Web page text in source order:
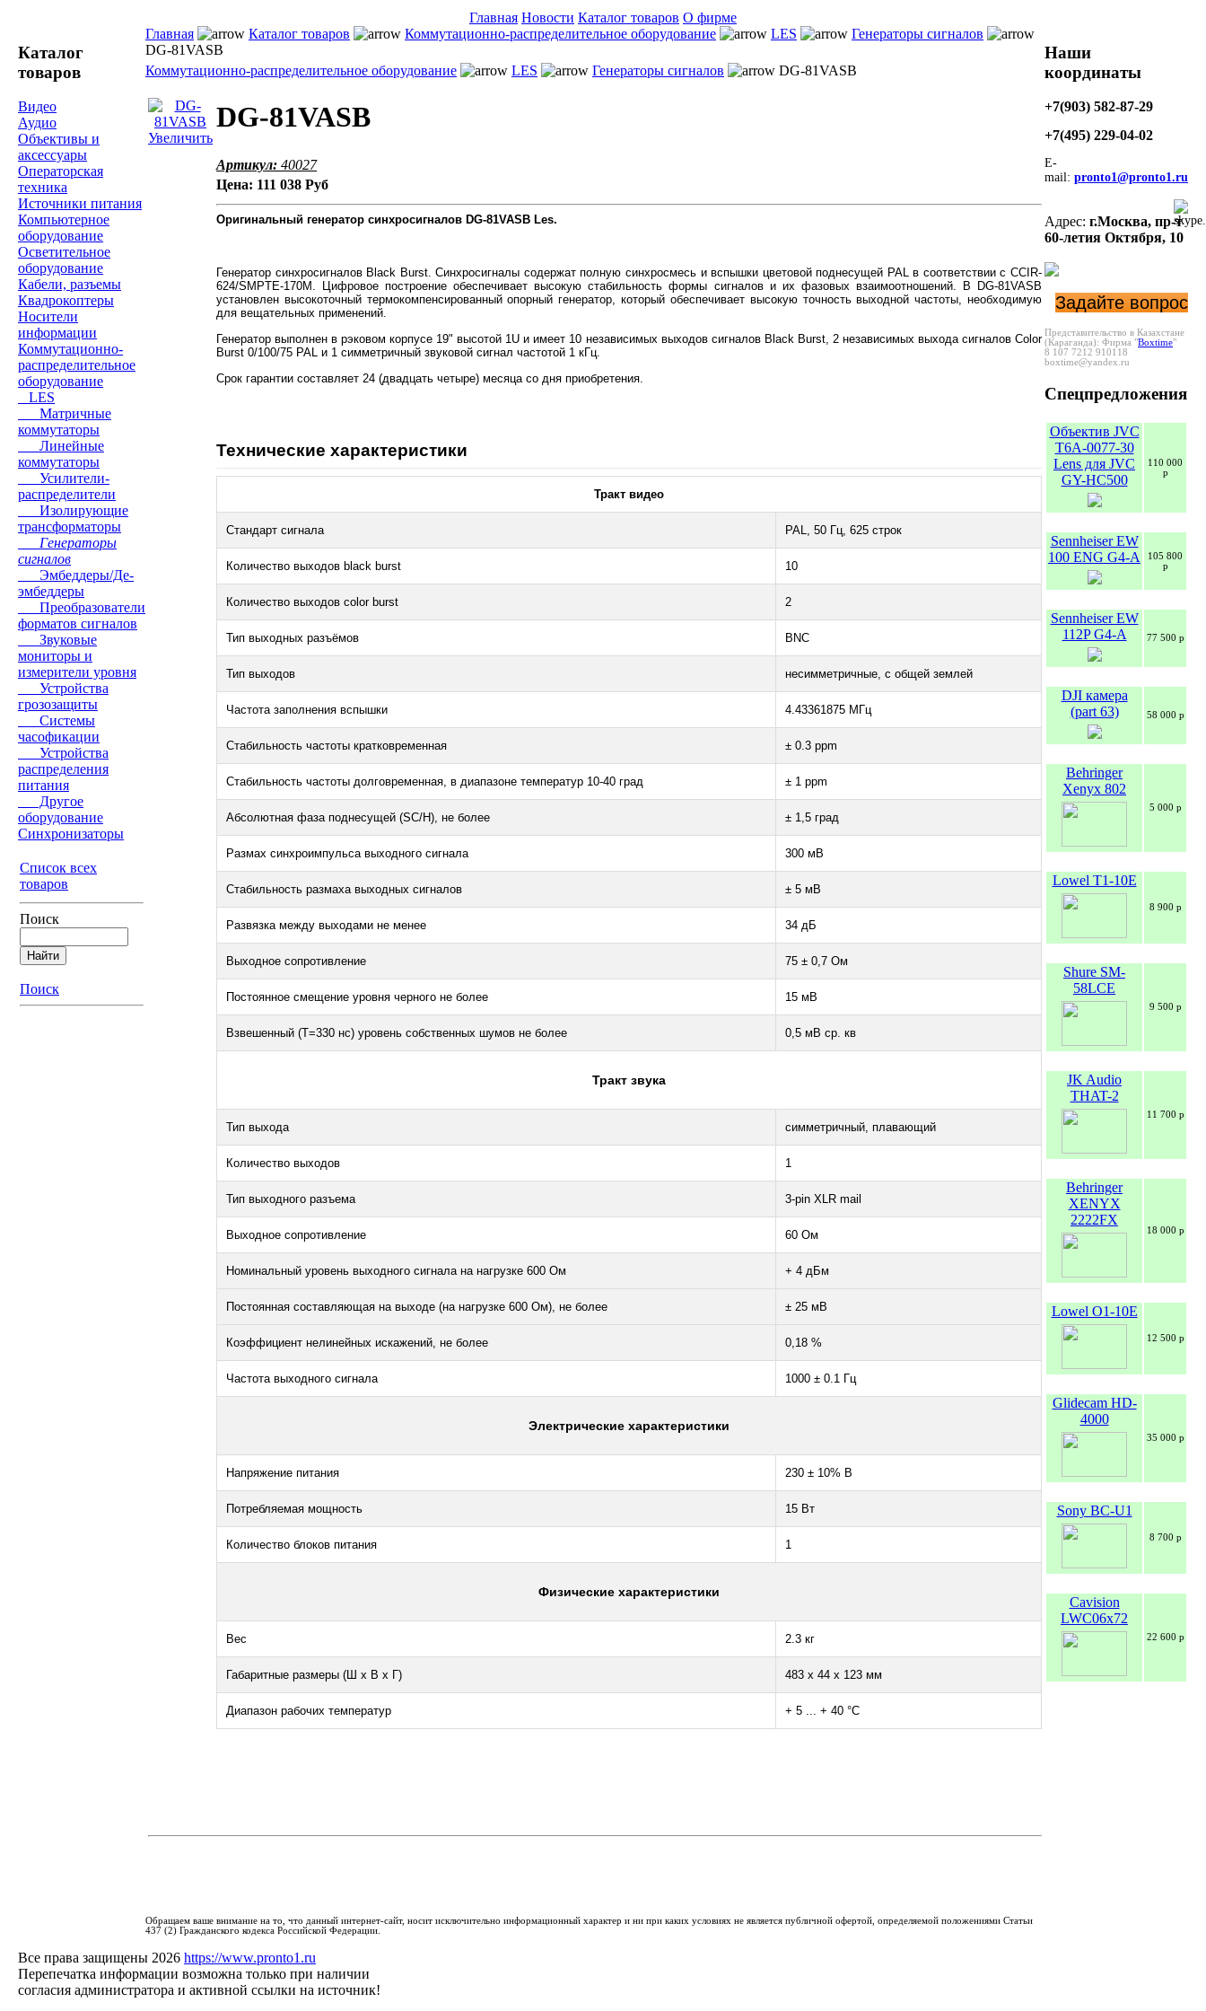
Главная Новости Каталог товаров О фирме
Каталог
товаров
Видео
Аудио
Объективы и
аксессуары
Операторская
техника
Источники питания
Компьютерное
оборудование
Осветительное
оборудование
Кабели, разъемы
Квадрокоптеры
Носители
информации
Коммутационно-
распределительное
оборудование
LES
Матричные
коммутаторы
Линейные
коммутаторы
Усилители-
распределители
Изолирующие
трансформаторы
Генераторы
сигналов
Эмбеддеры/Де-
эмбеддеры
Преобразователи
форматов сигналов
Звуковые
мониторы и
измерители уровня
Устройства
грозозащиты
Системы
часофикации
Устройства
распределения
питания
Другое
оборудование
Синхронизаторы
Список всех
товаров
Поиск
Поиск
Главная Каталог товаров Коммутационно-распределительное оборудование LES
Генераторы сигналов
DG-81VASB
Коммутационно-распределительное оборудование
LES Генераторы сигналов DG-81VASB
Увеличить
DG-81VASB
Артикул: 40027
Цена: 111 038 Руб
Оригинальный генератор синхросигналов DG-81VASB Les.
Генератор синхросигналов Black Burst. Синхросигналы содержат полную синхросмесь и вспышки цветовой поднесущей PAL в соответствии с CCIR-
624/SMPTE-170M. Цифровое построение обеспечивает высокую стабильность формы сигналов и их фазовых взаимоотношений. В DG-81VASB
установлен высокоточный термокомпенсированный опорный генератор, который обеспечивает высокую точность выходной частоты, необходимую
для вещательных применений.
Генератор выполнен в рэковом корпусе 19" высотой 1U и имеет 10 независимых выходов сигналов Black Burst, 2 независимых выхода сигналов Color
Burst 0/100/75 PAL и 1 симметричный звуковой сигнал частотой 1 кГц.
Срок гарантии составляет 24 (двадцать четыре) месяца со дня приобретения.
Технические характеристики
Тракт видео
Стандарт сигнала PAL, 50 Гц, 625 строк
Количество выходов black burst 10
Количество выходов color burst 2
Тип выходных разъёмов BNC
Тип выходов несимметричные, с общей землей
Частота заполнения вспышки 4.43361875 МГц
Стабильность частоты кратковременная ± 0.3 ppm
Стабильность частоты долговременная, в диапазоне температур 10-40 град ± 1 ppm
Абсолютная фаза поднесущей (SC/H), не более ± 1,5 град
Размах синхроимпульса выходного сигнала 300 мВ
Стабильность размаха выходных сигналов ± 5 мВ
Развязка между выходами не менее 34 дБ
Выходное сопротивление 75 ± 0,7 Ом
Постоянное смещение уровня черного не более 15 мВ
Взвешенный (Т=330 нс) уровень собственных шумов не более 0,5 мВ ср. кв
Тракт звука
Тип выхода симметричный, плавающий
Количество выходов 1
Тип выходного разъема 3-pin XLR mail
Выходное сопротивление 60 Ом
Номинальный уровень выходного сигнала на нагрузке 600 Ом + 4 дБм
Постоянная составляющая на выходе (на нагрузке 600 Ом), не более ± 25 мВ
Коэффициент нелинейных искажений, не более 0,18 %
Частота выходного сигнала 1000 ± 0.1 Гц
Электрические характеристики
Напряжение питания 230 ± 10% В
Потребляемая мощность 15 Вт
Количество блоков питания 1
Физические характеристики
Вес 2.3 кг
Габаритные размеры (Ш х В х Г) 483 х 44 х 123 мм
Диапазон рабочих температур + 5 ... + 40 °С
Обращаем ваше внимание на то, что данный интернет-сайт, носит исключительно информационный характер и ни при каких условиях не является публичной офертой, определяемой положениями Статьи
437 (2) Гражданского кодекса Российской Федерации.
Наши
координаты
+7(903) 582-87-29
+7(495) 229-04-02
E-
mail: pronto1@pronto1.ru
Адрес: г.Москва, пр-т
60-летия Октября, 10
Задайте вопрос
Представительство в Казахстане
(Караганда): Фирма "Boxtime"
8 107 7212 910118
boxtime@yandex.ru
Спецпредложения
Объектив JVC
T6A-0077-30
Lens для JVC
GY-HC500
110 000
р
Sennheiser EW
100 ENG G4-A
105 800
р
Sennheiser EW
112P G4-A
77 500 р
DJI камера
(part 63)
58 000 р
Behringer
Xenyx 802
5 000 р
Lowel T1-10E
8 900 р
Shure SM-
58LCE
9 500 р
JK Audio
THAT-2
11 700 р
Behringer
XENYX
2222FX
18 000 р
Lowel O1-10E
12 500 р
Glidecam HD-
4000
35 000 р
Sony BC-U1
8 700 р
Cavision
LWC06x72
22 600 р
Все права защищены 2026 https://www.pronto1.ru
Перепечатка информации возможна только при наличии
согласия администратора и активной ссылки на источник!